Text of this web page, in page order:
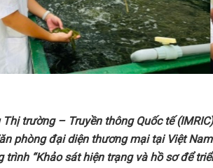
trường – Truyền thông Quốc tế
phòng đại diện thương mại tại Việt Nam
“Khảo sát hiện trạng và hồ sơ để